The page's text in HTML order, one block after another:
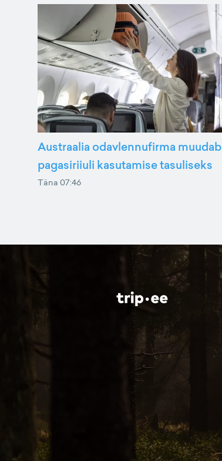
Austraalia odavlennufirma muudab
pagasiriiuli kasutamise tasuliseks
Täna 07:46